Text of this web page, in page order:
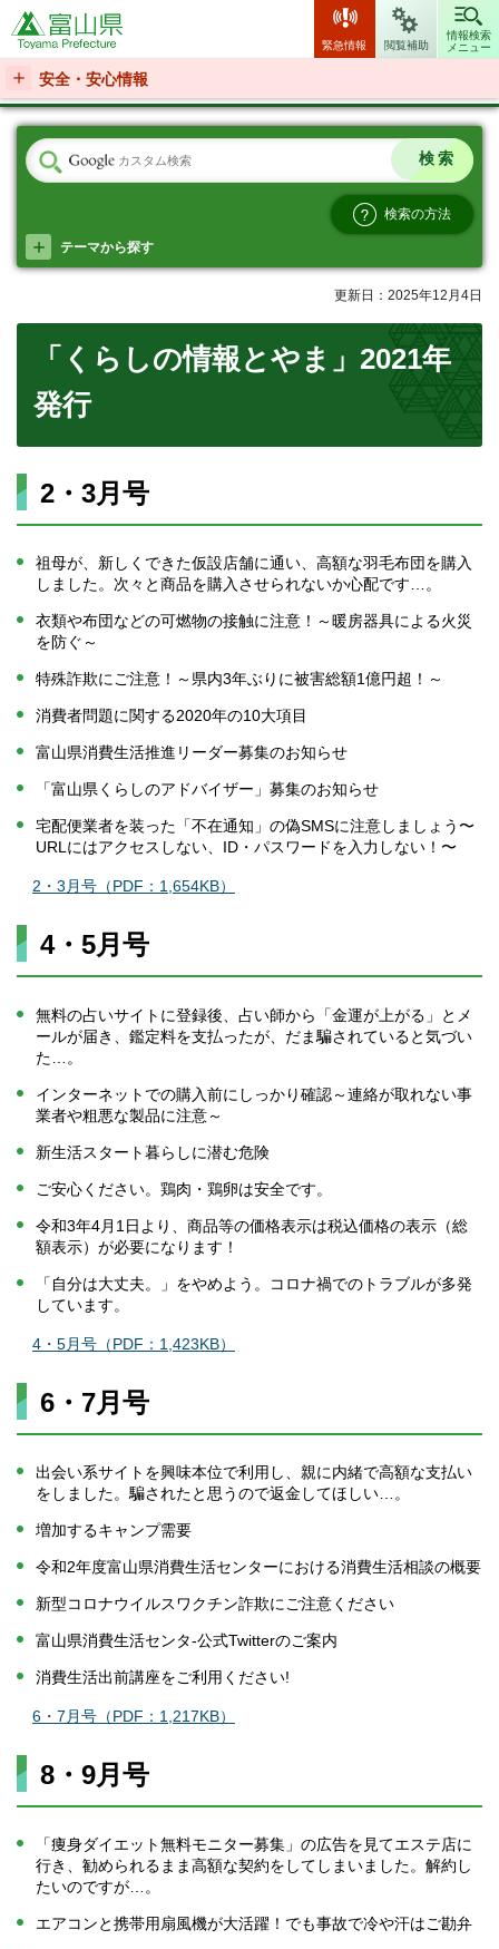
富山県
緊急情報 閲覧補助
情報検索
メニュー
安全・安心情報
検索の方法
テーマから探す
更新日：2025年12月4日
「くらしの情報とやま」2021年
発行
2・3月号
祖母が、新しくできた仮設店舗に通い、高額な羽毛布団を購入
しました。次々と商品を購入させられないか心配です…。
衣類や布団などの可燃物の接触に注意！～暖房器具による火災
を防ぐ～
特殊詐欺にご注意！～県内3年ぶりに被害総額1億円超！～
消費者問題に関する2020年の10大項目
富山県消費生活推進リーダー募集のお知らせ
「富山県くらしのアドバイザー」募集のお知らせ
宅配便業者を装った「不在通知」の偽SMSに注意しましょう〜
URLにはアクセスしない、ID・パスワードを入力しない！〜
2・3月号（PDF：1,654KB）
4・5月号
無料の占いサイトに登録後、占い師から「金運が上がる」とメ
ールが届き、鑑定料を支払ったが、だま騙されていると気づい
た…。
インターネットでの購入前にしっかり確認～連絡が取れない事
業者や粗悪な製品に注意～
新生活スタート暮らしに潜む危険
ご安心ください。鶏肉・鶏卵は安全です。
令和3年4月1日より、商品等の価格表示は税込価格の表示（総
額表示）が必要になります！
「自分は大丈夫。」をやめよう。コロナ禍でのトラブルが多発
しています。
4・5月号（PDF：1,423KB）
6・7月号
出会い系サイトを興味本位で利用し、親に内緒で高額な支払い
をしました。騙されたと思うので返金してほしい…。
増加するキャンプ需要
令和2年度富山県消費生活センターにおける消費生活相談の概要
新型コロナウイルスワクチン詐欺にご注意ください
富山県消費生活センタ-公式Twitterのご案内
消費生活出前講座をご利用ください!
6・7月号（PDF：1,217KB）
8・9月号
「痩身ダイエット無料モニター募集」の広告を見てエステ店に
行き、勧められるまま高額な契約をしてしまいました。解約し
たいのですが…。
エアコンと携帯用扇風機が大活躍！でも事故で冷や汗はご勘弁